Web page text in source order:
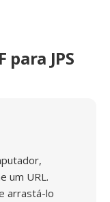
JPS
um URL.
arrastá-lo